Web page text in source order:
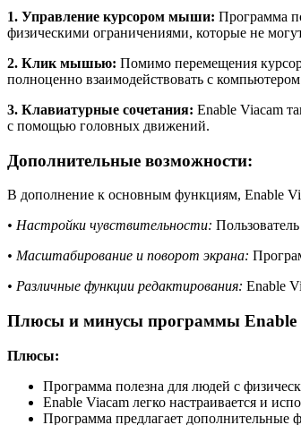
1. Управление курсором мыши: Программа
физическими ограничениями, которые не
2. Клик мышью: Помимо перемещения
полноценно взаимодействовать с
3. Клавиатурные сочетания: Enable Viacam
с помощью головных движений.
Дополнительные возможности:
В дополнение к основным функциям, Enable
• Настройки чувствительности:
• Масштабирование и поворот экрана:
• Различные функции редактирования: Enable
Плюсы и минусы программы Enable
Плюсы:
Программа полезна для людей с
Enable Viacam легко настраивается и
Программа предлагает дополнительные